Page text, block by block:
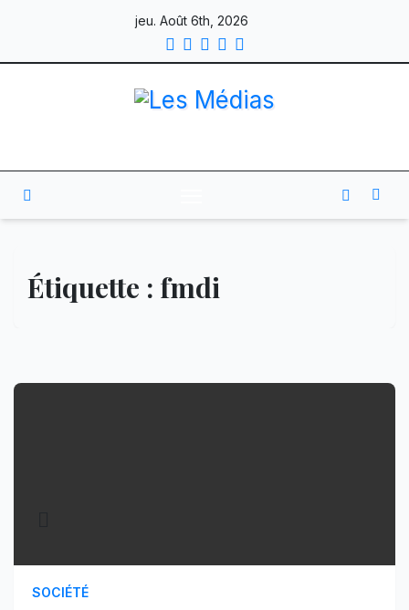
content
jeu. Août 6th, 2026
Étiquette : fmdi
SOCIÉTÉ